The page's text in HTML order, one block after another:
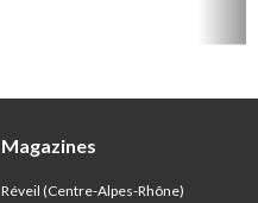
Magazines
Réveil (Centre-Alpes-Rhône)